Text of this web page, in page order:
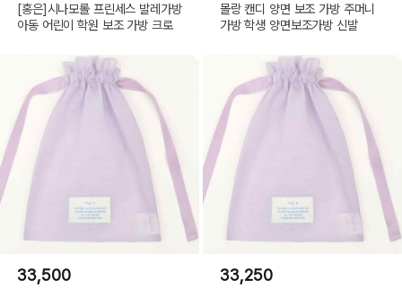
[홍은]시나모롤 프린세스 발레가방
아동 어린이 학원 보조 가방 크로
몰랑 캔디 양면 보조 가방 주머니
가방 학생 양면보조가방 신발
33,500 33,250